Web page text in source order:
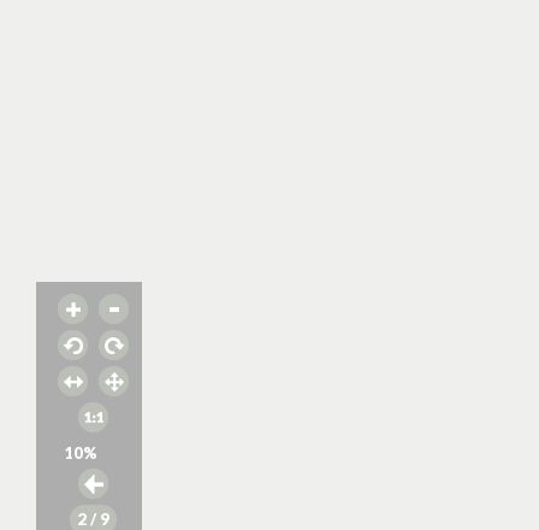
10%
2/ 9